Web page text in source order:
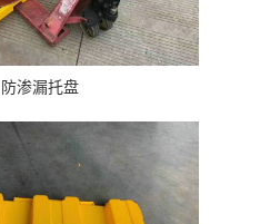
防渗漏托盘